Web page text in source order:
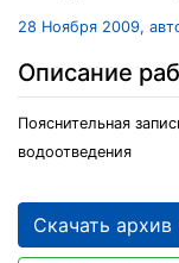
28 Ноября 2009,
Описание
Пояснительная
водоотведения
Скачать